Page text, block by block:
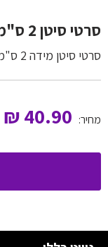
סרטי סיטן 2 ס"מ
סרטי סיטן מידה 2 ס"מ בחבילה 10 גלילים.
מחיר: 40.90
₪